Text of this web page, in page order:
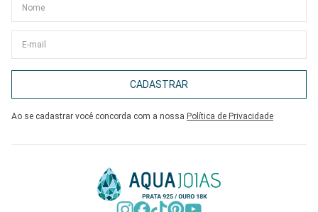
CADASTRAR
Ao se cadastrar você concorda com a nossa Política de Privacidade